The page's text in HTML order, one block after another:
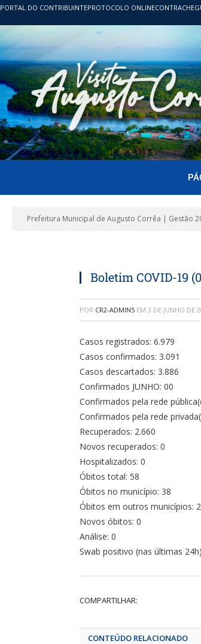
PORTAL DO CONTRIBUINTEPROTOCOLO ONLINE
Prefeitura Municipal de Augusto Corrêa | Gestão
Boletim COVID-19
POR CR2-ADMIN5 EM 3 DE JUNHO DE
Casos registrados: 6.979
Casos confirmados: 3.091
Casos descartados: 3.886
Confirmados JUNHO: 00
Confirmados pela rede
Confirmados pela rede
Recuperados: 2.660
Novos recuperados: 0
Hospitalizados: 0
Óbitos total: 58
Óbitos no município: 38
Óbitos em outros municípios:
Novos óbitos: 0
Análise: 0
Swab positivo (nas últimas
COMPARTILHAR:
CONTEÚDO RELACIONADO